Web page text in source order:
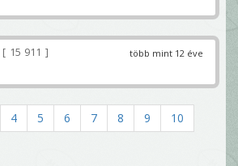
több mint 12 éve
15 911
4 5 6 7 8 9
10